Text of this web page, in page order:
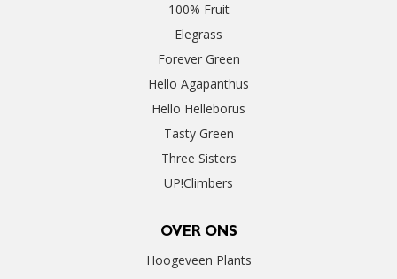
100% Fruit
Elegrass
Forever Green
Hello Agapanthus
Hello Helleborus
Tasty Green
Three Sisters
UP!Climbers
OVER ONS
Hoogeveen Plants